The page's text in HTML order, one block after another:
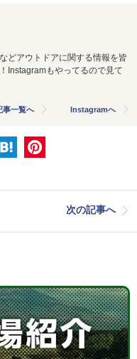
どアウトドアに関する情報を皆
Instagramもやってるので見て
事一覧へ Instagramへ
次の記事へ